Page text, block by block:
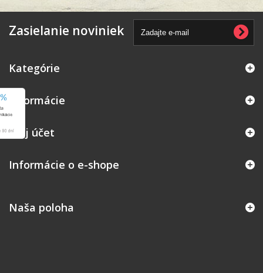
Zasielanie noviniek
Kategórie
Informácie
Môj účet
Informácie o e-shope
Naša poloha